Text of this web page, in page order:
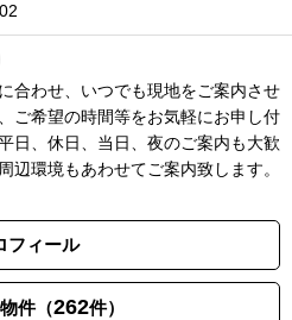
合わせ、いつでも現地をご案内させ
ご希望の時間等をお気軽にお申し付
日、休日、当日、夜のご案内も大歓
辺環境もあわせてご案内致します。
フィール
件（262件）